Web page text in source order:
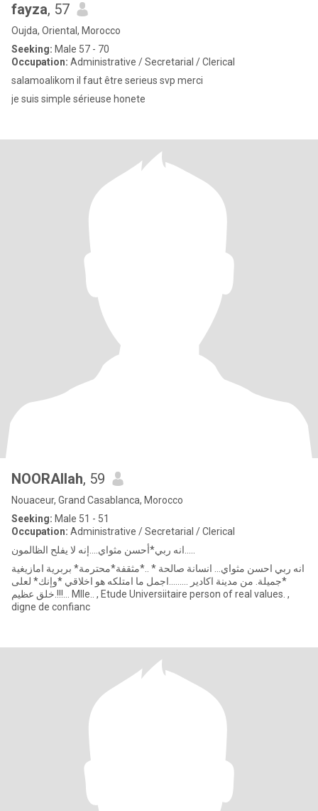
fayza, 57
Oujda, Oriental, Morocco
Seeking: Male 57 - 70
Occupation: Administrative / Secretarial / Clerical
salamoalikom il faut être serieus svp merci
je suis simple sérieuse honete
NOORAllah, 59
Nouaceur, Grand Casablanca, Morocco
Seeking: Male 51 - 51
Occupation: Administrative / Secretarial / Clerical
انه ربي احسن مثواي... انسانة صالحة * ..*مثقفة*محترمة* بربرية امازيغية
*جميلة. من مدينة اكادير .........اجمل ما امتلكه هو اخلاقي *وإنك* لعلى
خلق عظيم.!!!... Mlle.. , Etude Universiitaire person of real values. ,
digne de confianc